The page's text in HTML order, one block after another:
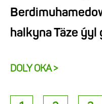
halkyna Täze ýyl
DOLY OKA >